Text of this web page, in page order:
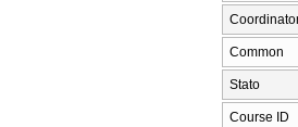
Common
Stato
Course ID